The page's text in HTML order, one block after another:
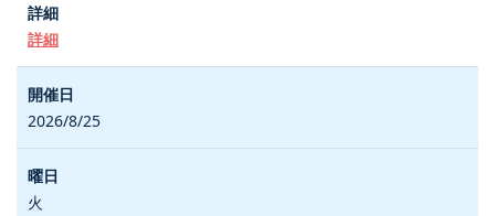
詳細
2026/8/25
火